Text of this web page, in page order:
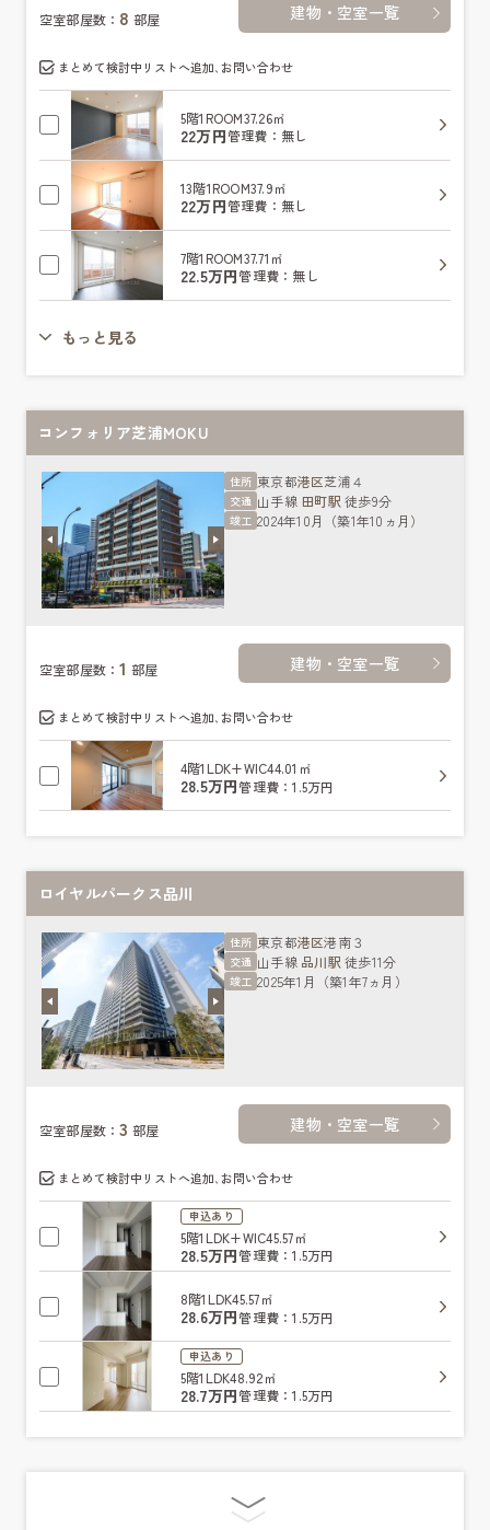
空室部屋数： 8 部屋 建物・空室一覧
まとめて検討中リストへ追加､お問い合わせ
5階1ROOM37.26㎡
22万円管理費：無し
13階1ROOM37.9㎡
22万円管理費：無し
7階1ROOM37.71㎡
22.5万円管理費：無し
もっと見る
コンフォリア芝浦MOKU
住所 東京都港区芝浦４
交通 山手線 田町駅 徒歩9分
竣工 2024年10月（築1年10ヵ月）
空室部屋数：1 部屋 建物・空室一覧
まとめて検討中リストへ追加､お問い合わせ
4階1LDK+WIC44.01㎡
28.5万円管理費：1.5万円
ロイヤルパークス品川
住所 東京都港区港南３
交通 山手線 品川駅 徒歩11分
竣工 2025年1月（築1年7ヵ月）
空室部屋数：3 部屋 建物・空室一覧
まとめて検討中リストへ追加､お問い合わせ
申込あり
5階1LDK+WIC45.57㎡
28.5万円管理費：1.5万円
8階1LDK45.57㎡
28.6万円管理費：1.5万円
申込あり
5階1LDK48.92㎡
28.7万円管理費：1.5万円